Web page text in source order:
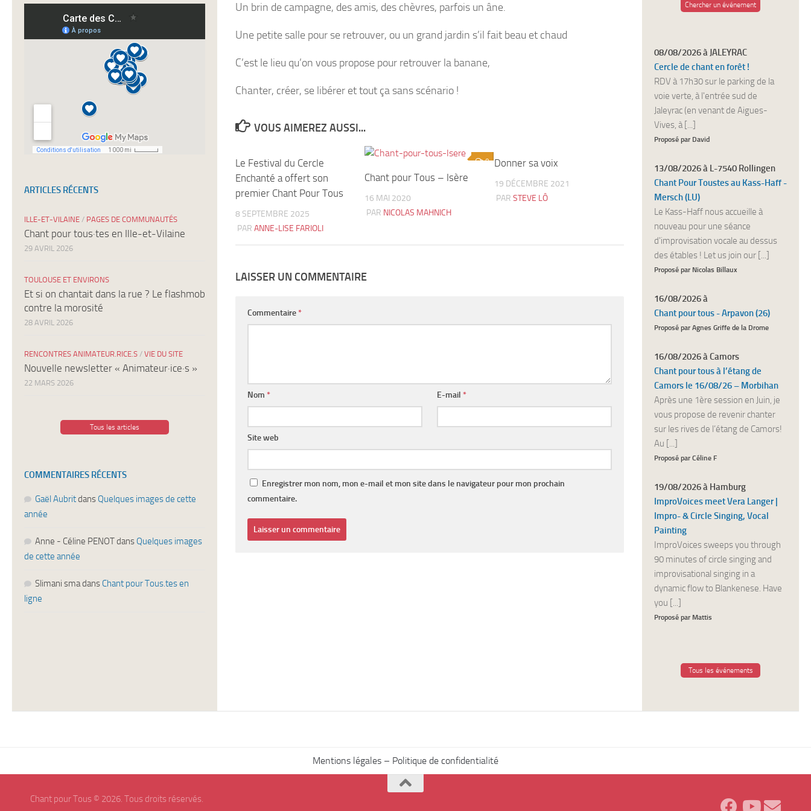
Un brin de campagne, des amis, des chèvres, parfois un âne.
Une petite salle pour se retrouver, ou un grand jardin s’il fait beau et chaud
C’est le lieu qu’on vous propose pour retrouver la banane,
Chanter, créer, se libérer et tout ça sans scénario !
VOUS AIMEREZ AUSSI...
Le Festival du Cercle
Enchanté a offert son
premier Chant Pour Tous
8 SEPTEMBRE 2025
PAR ANNE-LISE FARIOLI
0
Chant pour Tous – Isère
16 MAI 2020
PAR NICOLAS MAHNICH
Donner sa voix
19 DÉCEMBRE 2021
PAR STEVE LÔ
LAISSER UN COMMENTAIRE
Commentaire *
Nom * E-mail *
Site web
Enregistrer mon nom, mon e-mail et mon site dans le navigateur pour mon prochain
commentaire.
newsletters
ARTICLES RÉCENTS
ILLE-ET-VILAINE / PAGES DE COMMUNAUTÉS
Chant pour tous·tes en Ille-et-Vilaine
29 AVRIL 2026
TOULOUSE ET ENVIRONS
Et si on chantait dans la rue ? Le flashmob
contre la morosité
28 AVRIL 2026
RENCONTRES ANIMATEUR.RICE.S / VIE DU SITE
Nouvelle newsletter « Animateur·ice·s »
22 MARS 2026
Tous les articles
COMMENTAIRES RÉCENTS
Gaël Aubritdans Quelques images de cette
année
Anne - Céline PENOTdans Quelques images
de cette année
Slimani smadans Chant pour Tous.tes en
ligne
Chercher un événement
08/08/2026 à JALEYRAC
Cercle de chant en forêt !
RDV à 17h30 sur le parking de la
voie verte, à l'entrée sud de
Jaleyrac (en venant de Aigues-
Vives, à [...]
Proposé par David
13/08/2026 à L-7540 Rollingen
Chant Pour Toustes au Kass-Haff -
Mersch (LU)
Le Kass-Haff nous accueille à
nouveau pour une séance
d'improvisation vocale au dessus
des étables ! Let us join our [...]
Proposé par Nicolas Billaux
16/08/2026 à
Chant pour tous - Arpavon (26)
Proposé par Agnes Griffe de la Drome
16/08/2026 à Camors
Chant pour tous à l’étang de
Camors le 16/08/26 – Morbihan
Après une 1ère session en Juin, je
vous propose de revenir chanter
sur les rives de l’étang de Camors!
Au [...]
Proposé par Céline F
19/08/2026 à Hamburg
ImproVoices meet Vera Langer |
Impro- & Circle Singing, Vocal
Painting
ImproVoices sweeps you through
90 minutes of circle singing and
improvisational singing in a
dynamic flow to Blankenese. Have
you [...]
Proposé par Mattis
Tous les événements
Mentions légales – Politique de confidentialité
Chant pour Tous © 2026. Tous droits réservés.